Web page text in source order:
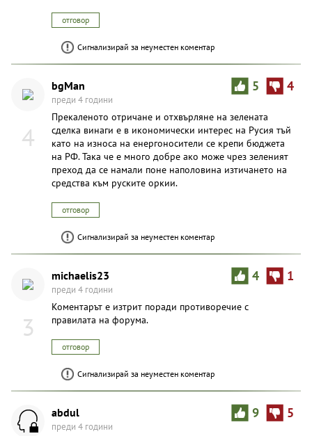
отговор
Сигнализирай за неуместен коментар
4
5 4
bgMan
преди 4 години
Прекаленото отричане и отхвърляне на зелената
сделка винаги е в икономически интерес на Русия тъй
като на износа на енергоносители се крепи бюджета
на РФ. Така че е много добре ако може чрез зеленият
преход да се намали поне наполовина изтичането на
средства към руските оркии.
отговор
Сигнализирай за неуместен коментар
3
4 1
michaelis23
преди 4 години
Коментарът е изтрит поради противоречие с
правилата на форума.
отговор
Сигнализирай за неуместен коментар
9 5
abdul
преди 4 години